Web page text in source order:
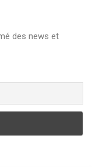
des news et